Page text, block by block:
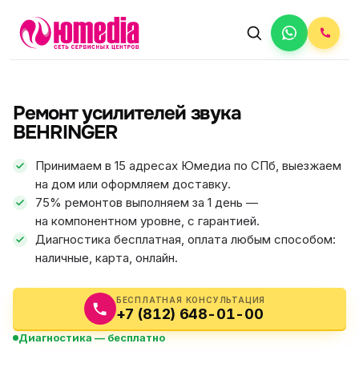
Ремонт усилителей звука
BEHRINGER
Принимаем в 15 адресах Юмедиа по СПб, выезжаем
на дом или оформляем доставку.
75% ремонтов выполняем за 1 день —
на компонентном уровне, с гарантией.
Диагностика бесплатная, оплата любым способом:
наличные, карта, онлайн.
БЕСПЛАТНАЯ КОНСУЛЬТАЦИЯ
+7 (812) 648-01-00
Диагностика — бесплатно
ФИКС ЦЕНА
АВТОРИЗОВАННЫЙ СЕРВИС